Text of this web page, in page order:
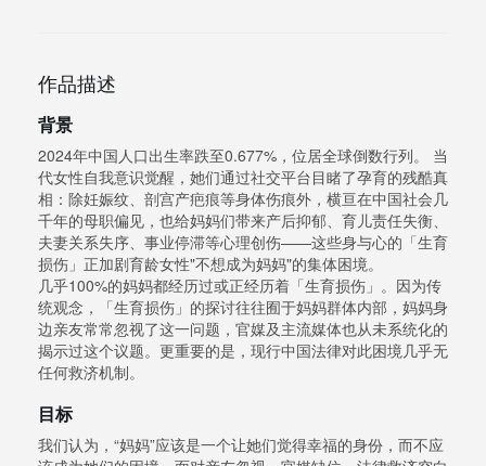
作品描述
背景
2024年中国人口出生率跌至0.677%，位居全球倒数行列。 当
代女性自我意识觉醒，她们通过社交平台目睹了孕育的残酷真
相：除妊娠纹、剖宫产疤痕等身体伤痕外，横亘在中国社会几
千年的母职偏见，也给妈妈们带来产后抑郁、育儿责任失衡、
夫妻关系失序、事业停滞等心理创伤——这些身与心的「生育
损伤」正加剧育龄女性"不想成为妈妈"的集体困境。
几乎100%的妈妈都经历过或正经历着「生育损伤」。因为传
统观念，「生育损伤」的探讨往往囿于妈妈群体内部，妈妈身
边亲友常常忽视了这一问题，官媒及主流媒体也从未系统化的
揭示过这个议题。更重要的是，现行中国法律对此困境几乎无
任何救济机制。
目标
我们认为，“妈妈”应该是一个让她们觉得幸福的身份，而不应